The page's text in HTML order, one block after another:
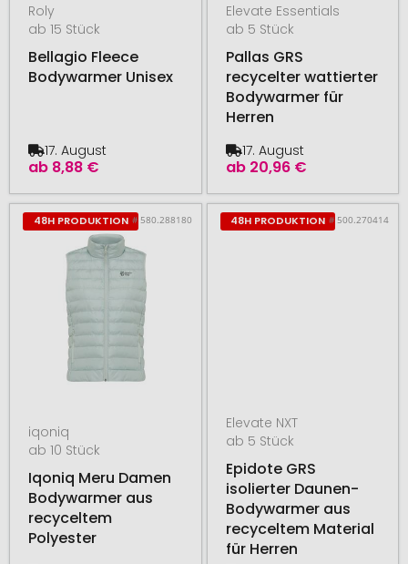
Roly
ab 15 Stück
Bellagio Fleece
Bodywarmer Unisex
ab 8,88 €
17. August
Elevate Essentials
ab 5 Stück
Pallas GRS
recycelter wattierter
Bodywarmer für
Herren
ab 20,96 €
17. August
48H PRODUKTION # 580.288180
iqoniq
ab 10 Stück
Iqoniq Meru Damen
Bodywarmer aus
recyceltem
Polyester
48H PRODUKTION # 500.270414
Elevate NXT
ab 5 Stück
Epidote GRS
isolierter Daunen-
Bodywarmer aus
recyceltem Material
für Herren